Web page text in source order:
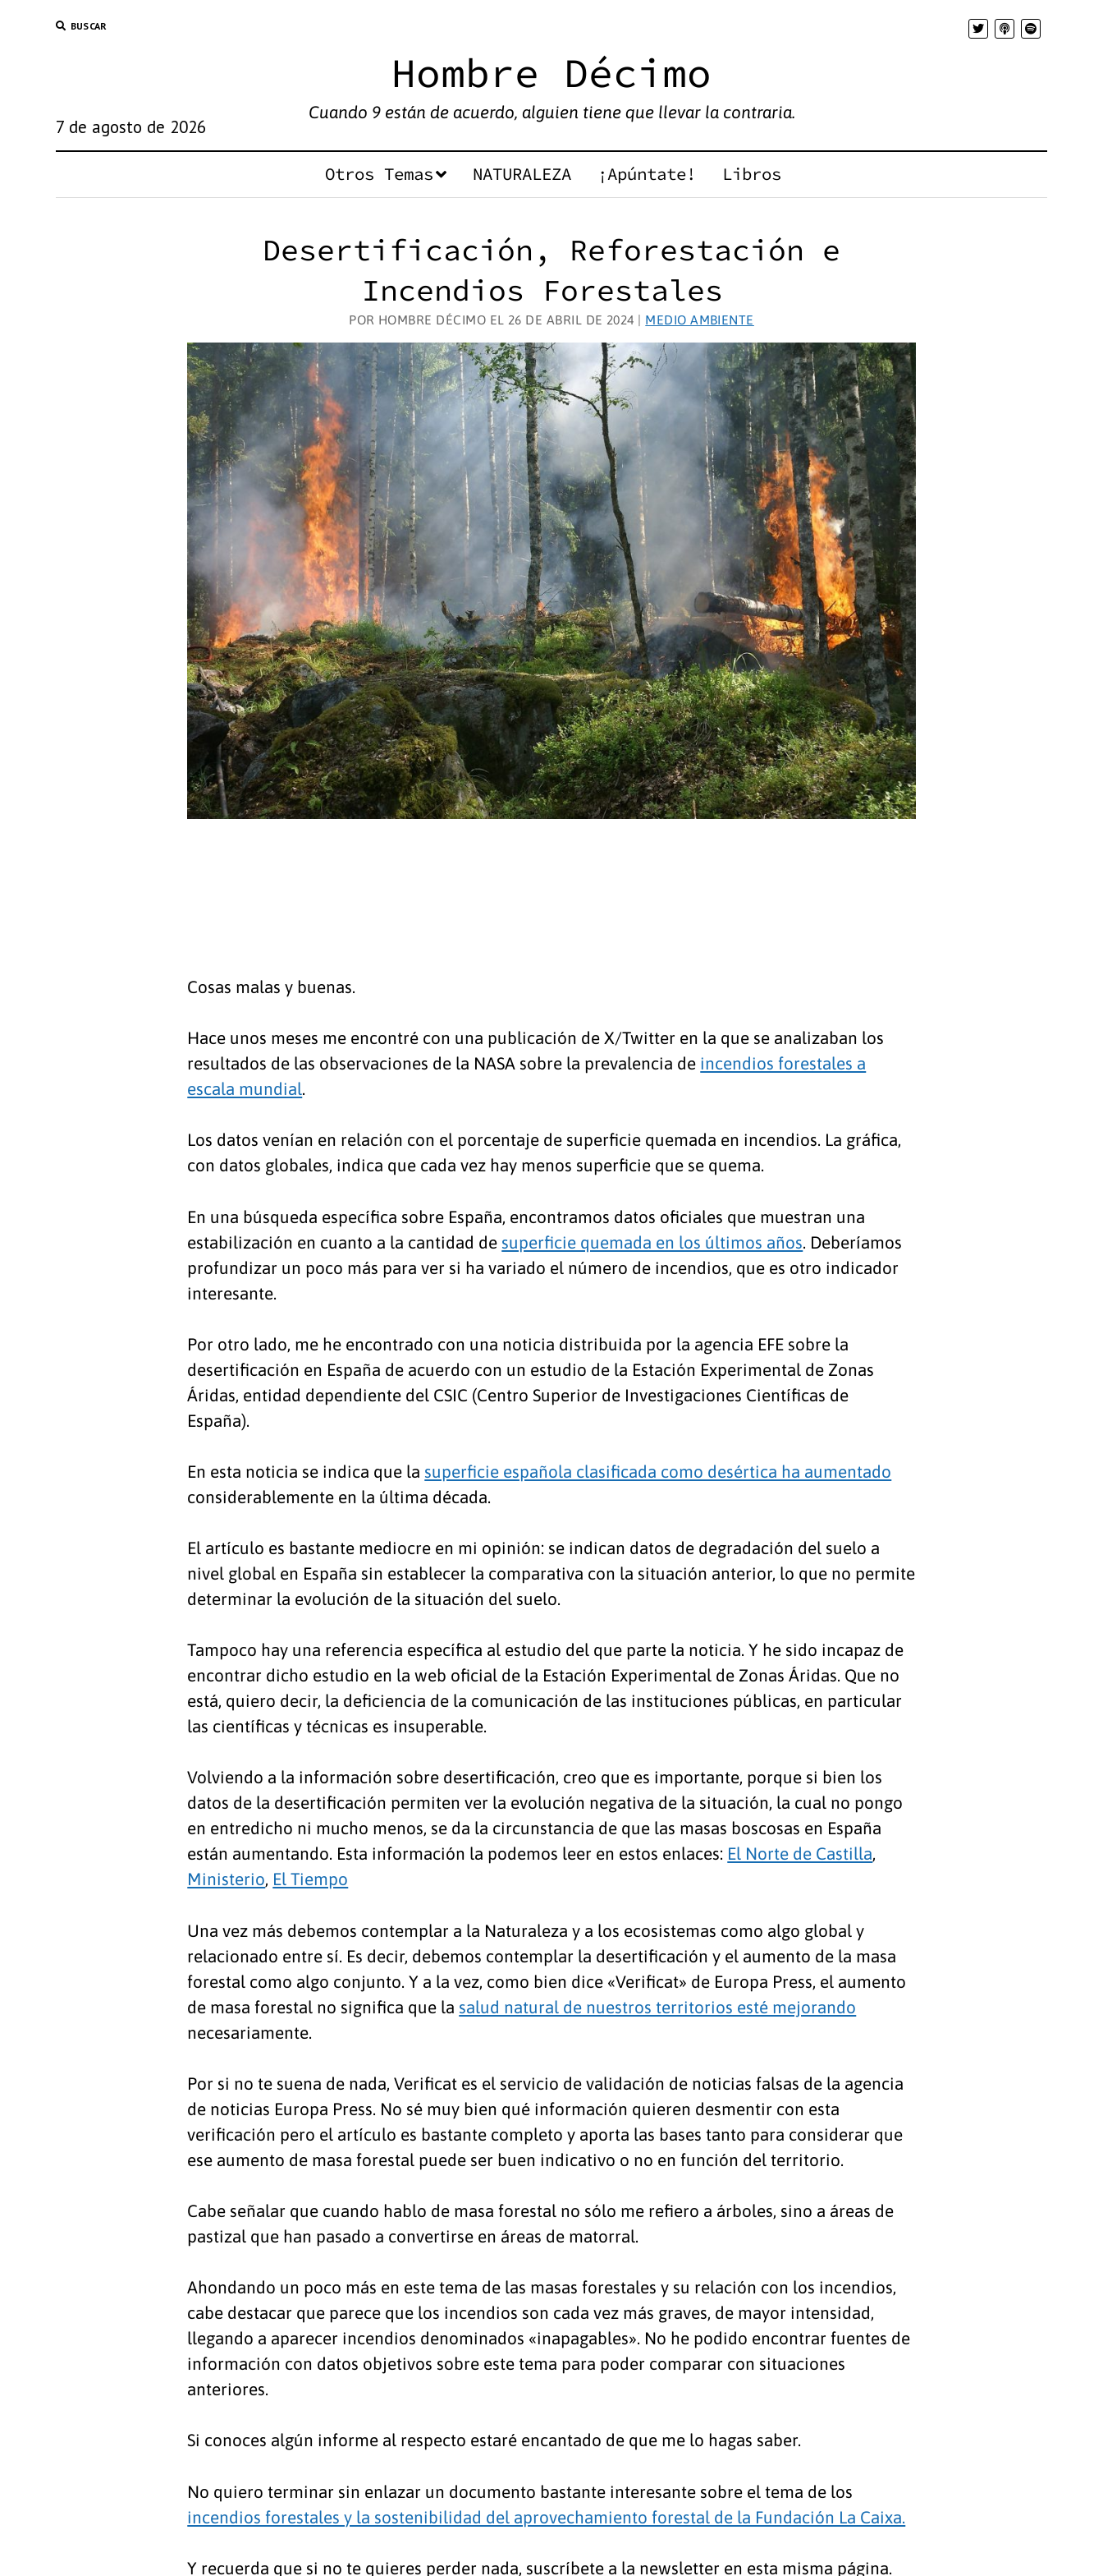
BUSCAR
Hombre Décimo
7 de agosto de 2026
Cuando 9 están de acuerdo, alguien tiene que llevar la contraria.
Otros Temas NATURALEZA ¡Apúntate! Libros
Desertificación, Reforestación e
Incendios Forestales
POR HOMBRE DÉCIMO EL 26 DE ABRIL DE 2024 | MEDIO AMBIENTE
Cosas malas y buenas.
Hace unos meses me encontré con una publicación de X/Twitter en la que se analizaban los
resultados de las observaciones de la NASA sobre la prevalencia de incendios forestales a
escala mundial.
Los datos venían en relación con el porcentaje de superficie quemada en incendios. La gráfica,
con datos globales, indica que cada vez hay menos superficie que se quema.
En una búsqueda específica sobre España, encontramos datos oficiales que muestran una
estabilización en cuanto a la cantidad de superficie quemada en los últimos años. Deberíamos
profundizar un poco más para ver si ha variado el número de incendios, que es otro indicador
interesante.
Por otro lado, me he encontrado con una noticia distribuida por la agencia EFE sobre la
desertificación en España de acuerdo con un estudio de la Estación Experimental de Zonas
Áridas, entidad dependiente del CSIC (Centro Superior de Investigaciones Científicas de
España).
En esta noticia se indica que la superficie española clasificada como desértica ha aumentado
considerablemente en la última década.
El artículo es bastante mediocre en mi opinión: se indican datos de degradación del suelo a
nivel global en España sin establecer la comparativa con la situación anterior, lo que no permite
determinar la evolución de la situación del suelo.
Tampoco hay una referencia específica al estudio del que parte la noticia. Y he sido incapaz de
encontrar dicho estudio en la web oficial de la Estación Experimental de Zonas Áridas. Que no
está, quiero decir, la deficiencia de la comunicación de las instituciones públicas, en particular
las científicas y técnicas es insuperable.
Volviendo a la información sobre desertificación, creo que es importante, porque si bien los
datos de la desertificación permiten ver la evolución negativa de la situación, la cual no pongo
en entredicho ni mucho menos, se da la circunstancia de que las masas boscosas en España
están aumentando. Esta información la podemos leer en estos enlaces: El Norte de Castilla,
Ministerio, El Tiempo
Una vez más debemos contemplar a la Naturaleza y a los ecosistemas como algo global y
relacionado entre sí. Es decir, debemos contemplar la desertificación y el aumento de la masa
forestal como algo conjunto. Y a la vez, como bien dice «Verificat» de Europa Press, el aumento
de masa forestal no significa que la salud natural de nuestros territorios esté mejorando
necesariamente.
Por si no te suena de nada, Verificat es el servicio de validación de noticias falsas de la agencia
de noticias Europa Press. No sé muy bien qué información quieren desmentir con esta
verificación pero el artículo es bastante completo y aporta las bases tanto para considerar que
ese aumento de masa forestal puede ser buen indicativo o no en función del territorio.
Cabe señalar que cuando hablo de masa forestal no sólo me refiero a árboles, sino a áreas de
pastizal que han pasado a convertirse en áreas de matorral.
Ahondando un poco más en este tema de las masas forestales y su relación con los incendios,
cabe destacar que parece que los incendios son cada vez más graves, de mayor intensidad,
llegando a aparecer incendios denominados «inapagables». No he podido encontrar fuentes de
información con datos objetivos sobre este tema para poder comparar con situaciones
anteriores.
Si conoces algún informe al respecto estaré encantado de que me lo hagas saber.
No quiero terminar sin enlazar un documento bastante interesante sobre el tema de los
incendios forestales y la sostenibilidad del aprovechamiento forestal de la Fundación La Caixa.
Y recuerda que si no te quieres perder nada, suscríbete a la newsletter en esta misma página.